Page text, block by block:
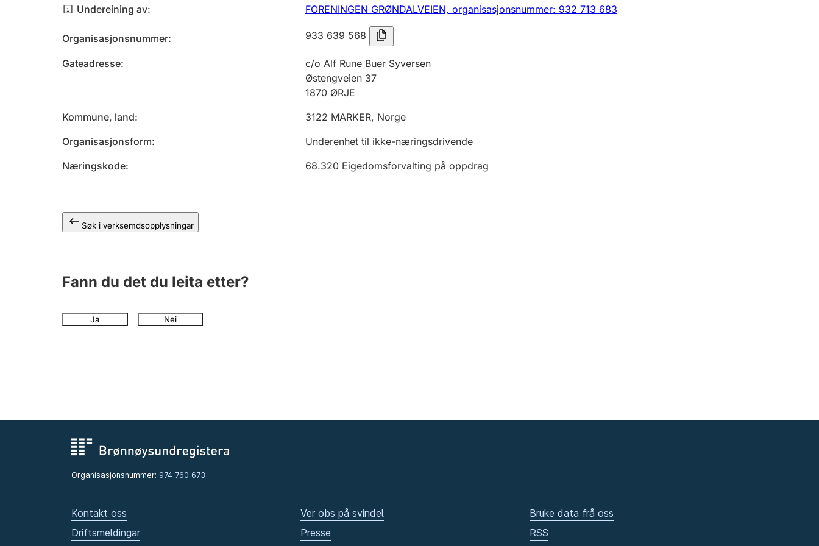
Undereining av FORENINGEN GRØNDALVEIEN, organisasjonsnummer: 932 713 683
Organisasjonsnummer 933 639 568
Gateadresse
c/o Alf Rune Buer Syversen
Østengveien 37
1870 ØRJE
Kommune, land
3122 MARKER, Norge
Organisasjonsform
Underenhet til ikke-næringsdrivende
Næringskode
68.320 Eigedomsforvalting på oppdrag
Søk i verksemdsopplysningar
Fann du det du leita etter?
Ja Nei
Organisasjonsnummer: 974 760 673
Kontakt oss
Driftsmeldingar
Ver obs på svindel
Presse
Bruke data frå oss
RSS